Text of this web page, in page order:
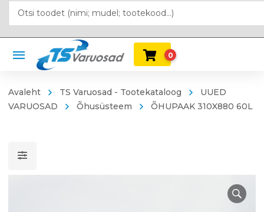
0
Avaleht TS Varuosad - Tootekataloog
UUED
VARUOSAD
Õhusüsteem ÕHUPAAK 310X880 60L